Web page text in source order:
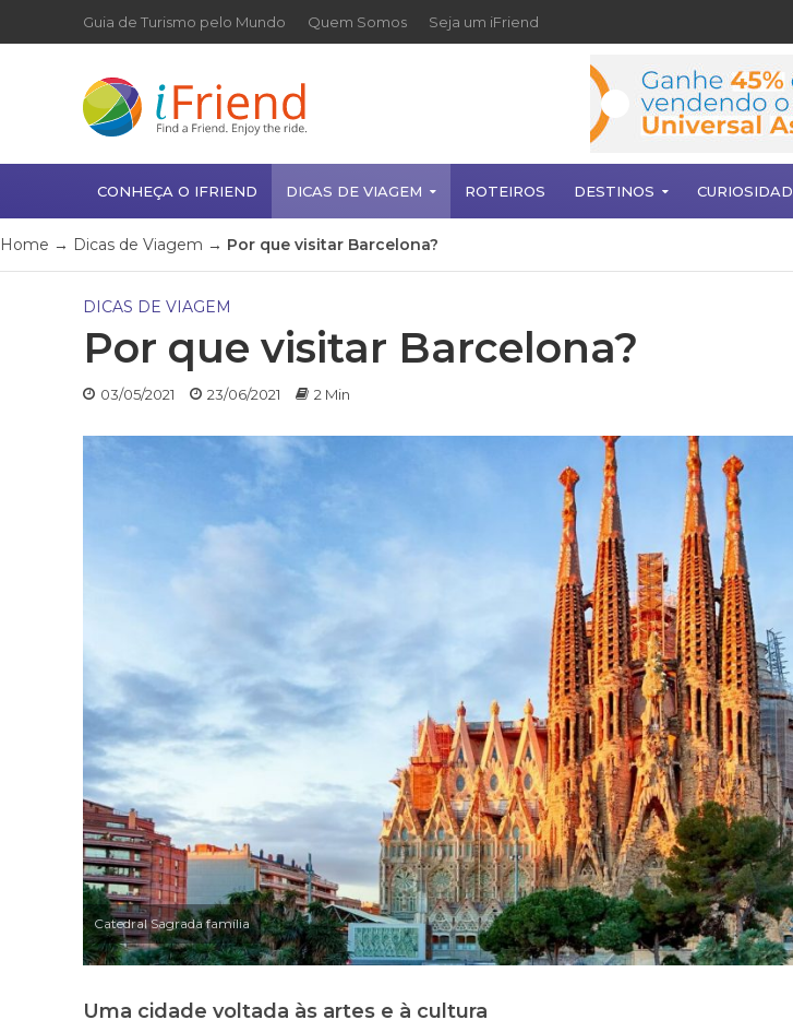
Guia de Turismo pelo Mundo Quem Somos Seja um iFriend
CONHEÇA O IFRIEND DICAS DE VIAGEM ROTEIROS DESTINOS
Home → Dicas de Viagem → Por que visitar Barcelona?
DICAS DE VIAGEM
Por que visitar Barcelona?
03/05/2021 23/06/2021 2 Min
Catedral Sagrada família
Uma cidade voltada às artes e à cultura